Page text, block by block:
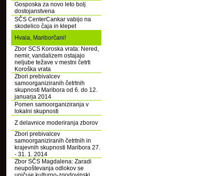
Gosposka za novo leto bolj
dostojanstvena
SČS CenterCankar vabijo na
skodelico čaja in klepet
Hvala, Mariborčani!
Zbor SCS Koroska vrata: Nered,
nemir, vandalizem ostajajo
neljube težave v mestni četrti
Koroška vrata
Zbori prebivalcev
samoorganiziranih četrtnih
skupnosti Maribora od 6. do 12.
januarja 2014
Pomen samoorganiziranja v
lokalni skupnosti
Z delavnice moderiranja zborov
Zbori prebivalcev
samoorganiziranih četrtnih in
krajevnih skupnosti Maribora 27.
- 31. 1. 2014
Zbor SČS Magdalena: Zaradi
neupoštevanja odlokov se